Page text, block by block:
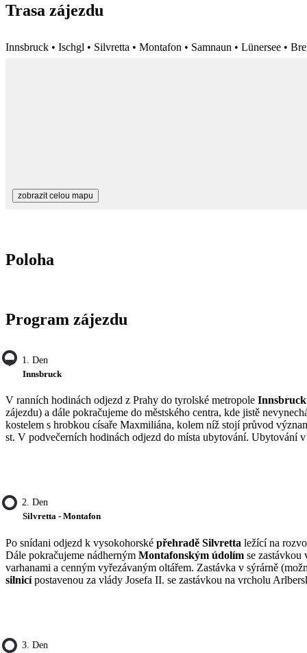
Trasa zájezdu
Innsbruck • Ischgl • Silvretta • Montafon • Samnaun • Lünersee •
zobrazit celou mapu
Poloha
Program zájezdu
1. Den
Innsbruck
V ranních hodinách odjezd z Prahy do tyrolské metropole
zájezdu) a dále pokračujeme do městského centra, kde jistě
kostelem s hrobkou císaře Maxmiliána, kolem níž stojí průvod
st. V podvečerních hodinách odjezd do místa ubytování. Ubytování
2. Den
Silvretta - Montafon
Po snídani odjezd k vysokohorské přehradě Silvretta ležící na
Dále pokračujeme nádherným Montafonským údolím se zastávkou
varhanami a cenným vyřezávaným oltářem. Zastávka v sýrárně
silnicípostavenou za vlády Josefa II. se zastávkou na vrcholu
3. Den